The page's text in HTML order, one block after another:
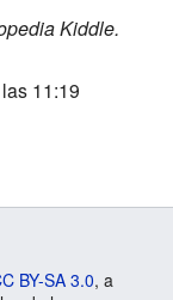
Kiddle.
11:19
BY-SA 3.0, a